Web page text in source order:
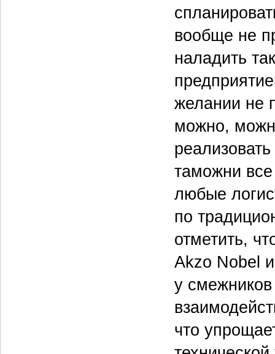
вообще не
наладить
желании не
можно,
таможни
любые
по
отметить,
Akzo Nobel
у
что